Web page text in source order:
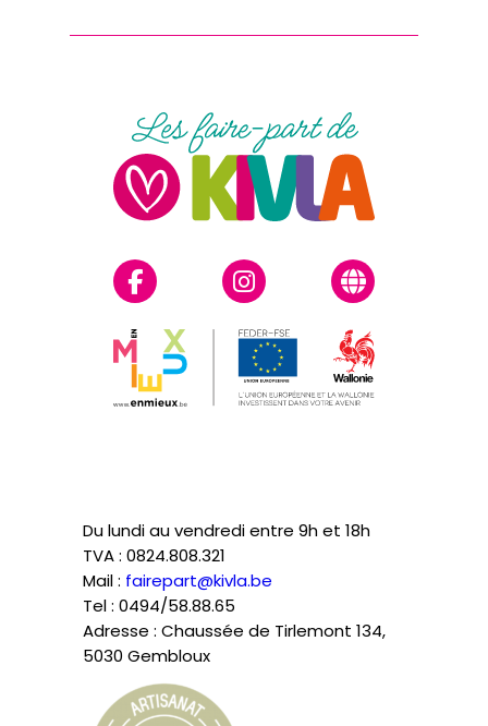
Du lundi au vendredi entre 9h et 18h
TVA : 0824.808.321
Mail : fairepart@kivla.be
Tel : 0494/58.88.65
Adresse : Chaussée de Tirlemont 134,
5030 Gembloux